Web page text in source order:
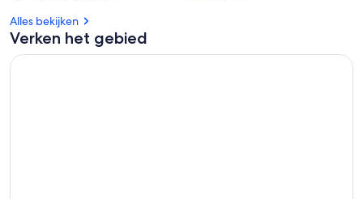
Alles bekijken
Verken het gebied